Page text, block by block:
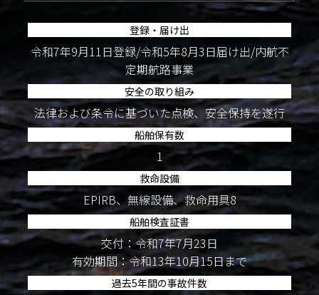
登録・届け出
令和7年9月11日登録/令和5年8月3日届け出/内航不
定期航路事業
安全の取り組み
法律および条令に基づいた点検、安全保持を遂行
船舶保有数
1
救命設備
EPIRB、無線設備、救命用具8
船舶検査証書
交付：令和7年7月23日
有効期間：令和13年10月15日まで
過去5年間の事故件数